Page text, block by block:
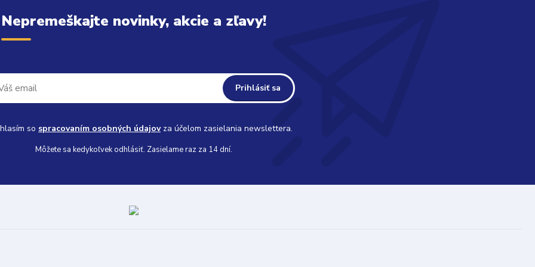
Nepremeškajte novinky, akcie a zľavy!
Prihlásiť sa
so spracovaním osobných údajovza účelom zasielania newslettera.
Môžete sa kedykoľvek odhlásiť. Zasielame raz za 14 dní.